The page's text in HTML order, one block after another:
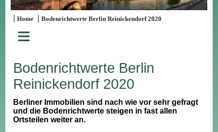
|Home |Bodenrichtwerte Berlin Reinickendorf 2020
≡
Bodenrichtwerte Berlin
Reinickendorf 2020
Berliner Immobilien sind nach wie vor sehr gefragt
und die Bodenrichtwerte steigen in fast allen
Ortsteilen weiter an.